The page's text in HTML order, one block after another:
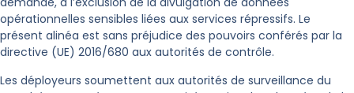
opérationnelles sensibles liées aux services répressifs. Le
présent alinéa est sans préjudice des pouvoirs conférés par la
directive (UE) 2016/680 aux autorités de contrôle.
Les déployeurs soumettent aux autorités de surveillance du